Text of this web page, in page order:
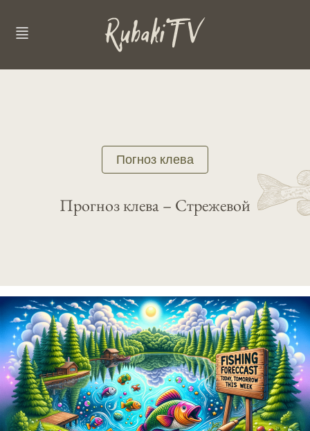
Погноз клева
Прогноз клева – Стрежевой